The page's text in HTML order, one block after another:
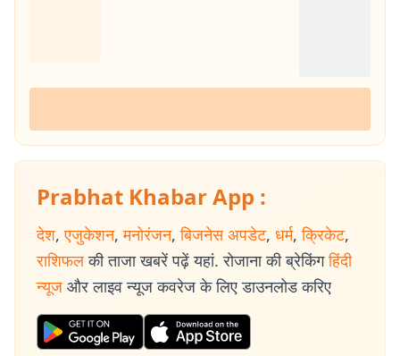
Prabhat Khabar App :
देश, एजुकेशन, मनोरंजन, बिजनेस अपडेट, धर्म, क्रिकेट,
राशिफल की ताजा खबरें पढ़ें यहां. रोजाना की ब्रेकिंग हिंदी
न्यूज और लाइव न्यूज कवरेज के लिए डाउनलोड करिए